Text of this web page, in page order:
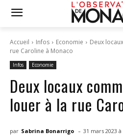
Accueil Infos Economie
Deux
rue Caroline à Monaco
Infos Economie
Deux locaux
louer à la rue
par Sabrina Bonarrigo - 31 mars 2023 à